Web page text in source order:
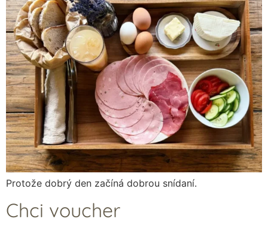
Protože dobrý den začíná dobrou snídaní.
Chci voucher